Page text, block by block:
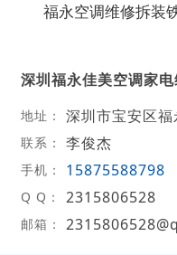
福永空调维修拆装
深圳福永佳美空调家
地址： 深圳市宝安区
联系： 李俊杰
手机： 15875588798
Q Q： 2315806528
邮箱：